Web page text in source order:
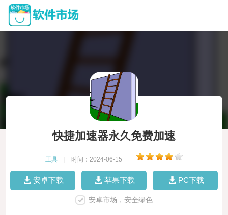
快捷加速器永久免费加速
工具 时间：2024-06-15
安卓下载 苹果下载 PC下载
安卓市场，安全绿色